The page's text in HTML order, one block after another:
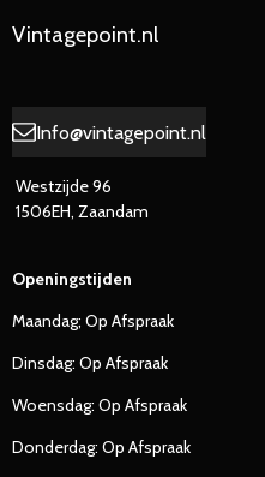
Vintagepoint.nl
Info@vintagepoint.nl
Westzijde 96
1506EH, Zaandam
Openingstijden
Maandag; Op Afspraak
Dinsdag: Op Afspraak
Woensdag: Op Afspraak
Donderdag: Op Afspraak